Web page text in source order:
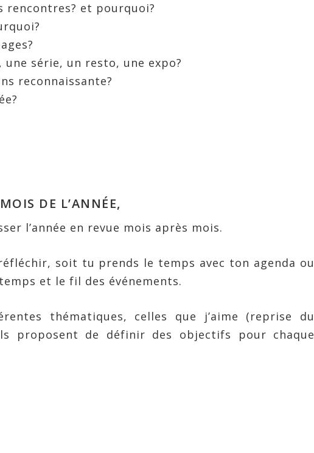
rencontres? et pourquoi?
série, un resto, une expo?
reconnaissante?
DE L’ANNÉE,
l’année en revue mois après mois.
soit tu prends le temps avec ton agenda ou
et le fil des événements.
thématiques, celles que j’aime (reprise du
proposent de définir des objectifs pour chaque